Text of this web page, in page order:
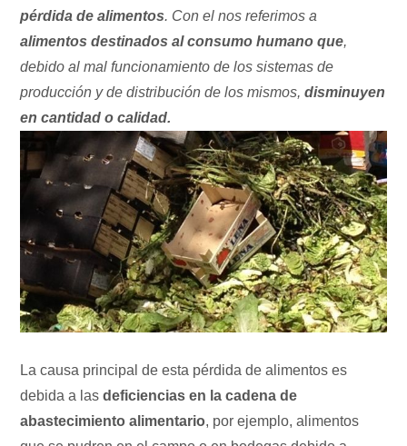
pérdida de alimentos. Con el nos referimos a
alimentos destinados al consumo humano que,
debido al mal funcionamiento de los sistemas de
producción y de distribución de los mismos,disminuyen
en cantidad o calidad.
La causa principal de esta pérdida de alimentos es
debida a lasdeficiencias en la cadena de
abastecimiento alimentario, por ejemplo, alimentos